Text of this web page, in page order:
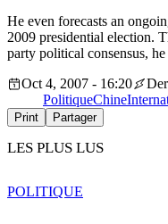
He even forecasts an
2009 presidential election.
party political consensus,
Oct 4, 2007 - 16:20
PolitiqueChine
Print Partager
LES PLUS LUS
POLITIQUE